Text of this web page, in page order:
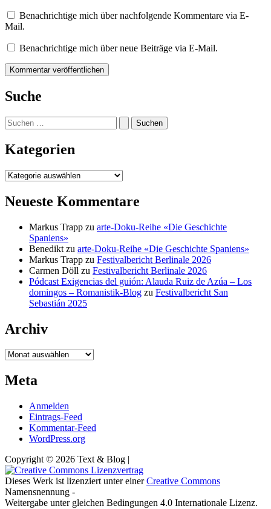
Benachrichtige mich über nachfolgende Kommentare via E-
Mail.
Benachrichtige mich über neue Beiträge via E-Mail.
Suche
Suchen
nach:
Kategorien
Kategorien
Neueste Kommentare
Markus Trapp zu arte-Doku-Reihe «Die Geschichte
Spaniens»
Benedikt zu arte-Doku-Reihe «Die Geschichte Spaniens»
Markus Trapp zu Festivalbericht Berlinale 2026
Carmen Döll zu Festivalbericht Berlinale 2026
Pódcast Exigencias del guión: Alauda Ruiz de Azúa – Los
domingos – Romanistik-Blog zu Festivalbericht San
Sebastián 2025
Archiv
Archiv
Meta
Anmelden
Eintrags-Feed
Kommentar-Feed
WordPress.org
Copyright © 2026 Text & Blog |
Dieses Werk ist lizenziert unter einerCreative Commons
Namensnennung -
Weitergabe unter gleichen Bedingungen 4.0 Internationale Lizenz.